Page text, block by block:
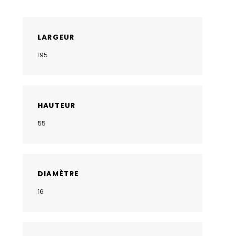
LARGEUR
195
HAUTEUR
55
DIAMÈTRE
16